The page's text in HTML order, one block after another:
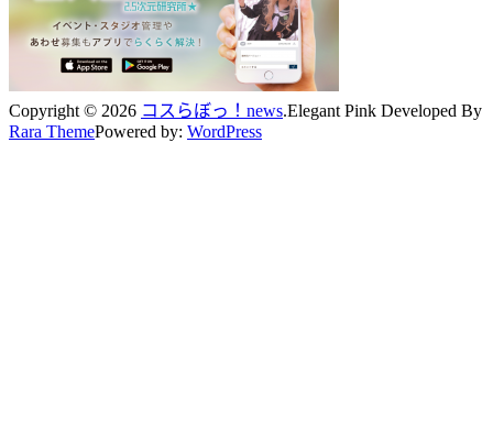
Copyright © 2026 コスらぼっ！news.Elegant Pink Developed By
Rara ThemePowered by: WordPress